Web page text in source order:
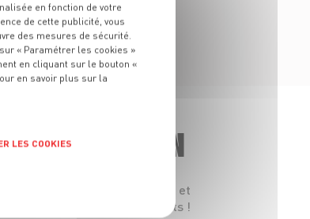
MAGASIN
faire profiter de leurs prix et
y en aura pour tous les goûts !
en fonction de votre
de cette publicité, vous
des mesures de sécurité.
« Paramétrer les cookies »
en cliquant sur le bouton «
en savoir plus sur la
LES COOKIES